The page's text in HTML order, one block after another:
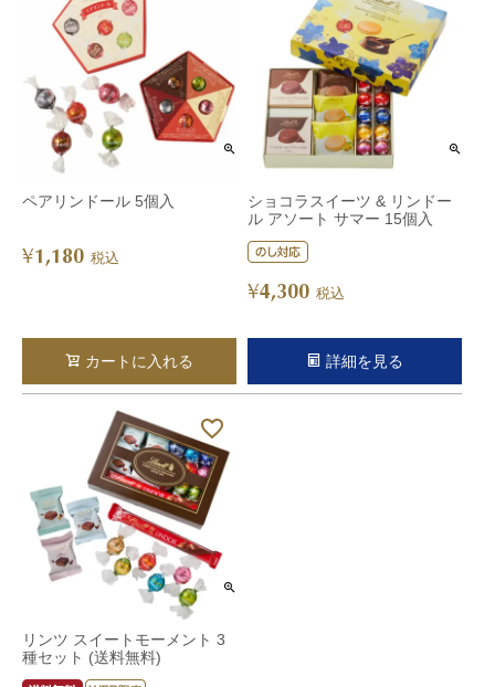
ペアリンドール 5個入
¥1,180 税込
カートに入れる
ショコラスイーツ & リンドー
ル アソート サマー 15個入
¥4,300 税込
詳細を見る
リンツ スイートモーメント 3
種セット (送料無料)